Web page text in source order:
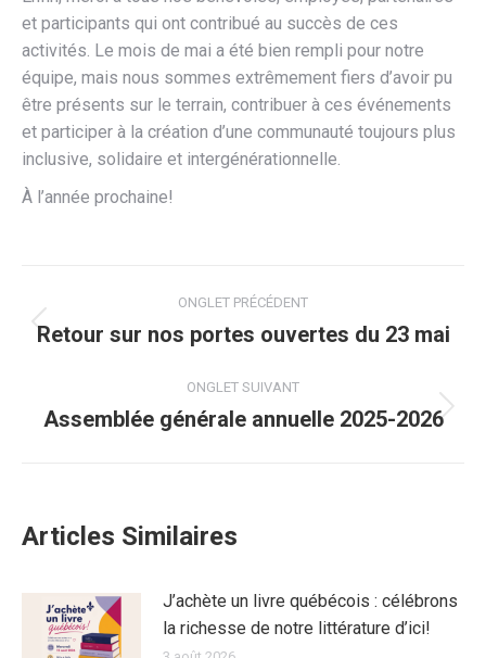
et participants qui ont contribué au succès de ces
activités. Le mois de mai a été bien rempli pour notre
équipe, mais nous sommes extrêmement fiers d’avoir pu
être présents sur le terrain, contribuer à ces événements
et participer à la création d’une communauté toujours plus
inclusive, solidaire et intergénérationnelle.
À l’année prochaine!
Navigation
de
commentaire
ONGLET PRÉCÉDENT
Onglet
Retour sur nos portes ouvertes du 23 mai
ONGLET SUIVANT
Onglet
Assemblée générale annuelle 2025-2026
Articles Similaires
J’achète un livre québécois : célébrons
la richesse de notre littérature d’ici!